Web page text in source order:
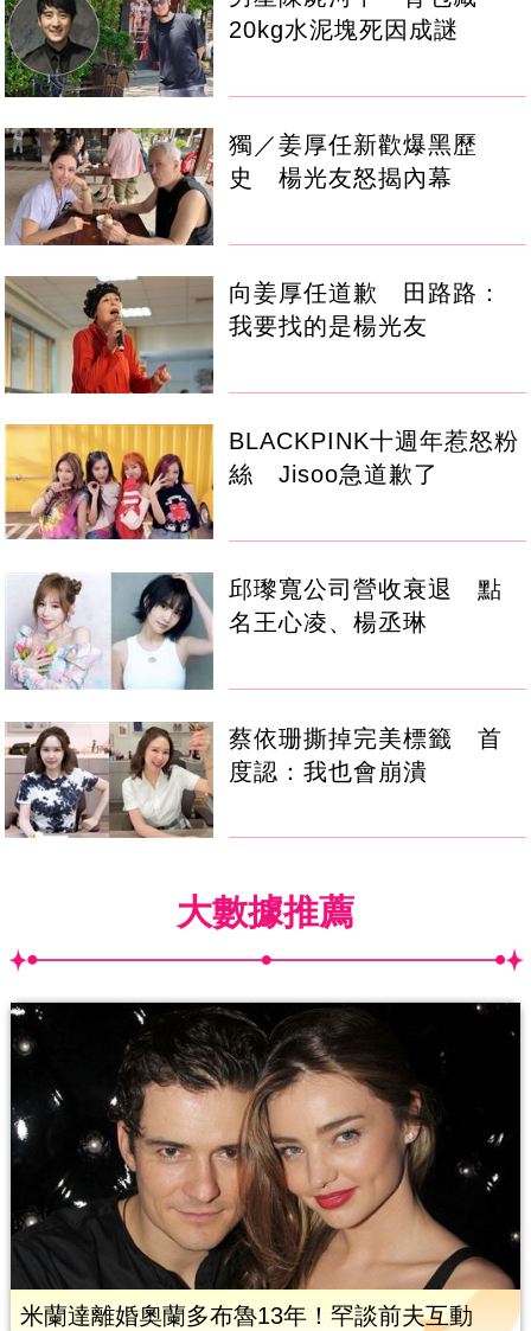
20kg水泥塊死因成謎
獨／姜厚任新歡爆黑歷
史 楊光友怒揭內幕
向姜厚任道歉 田路路：
我要找的是楊光友
BLACKPINK十週年惹怒粉
絲 Jisoo急道歉了
邱瓈寬公司營收衰退 點
名王心凌、楊丞琳
蔡依珊撕掉完美標籤 首
度認：我也會崩潰
大數據推薦
米蘭達離婚奧蘭多布魯13年！罕談前夫互動